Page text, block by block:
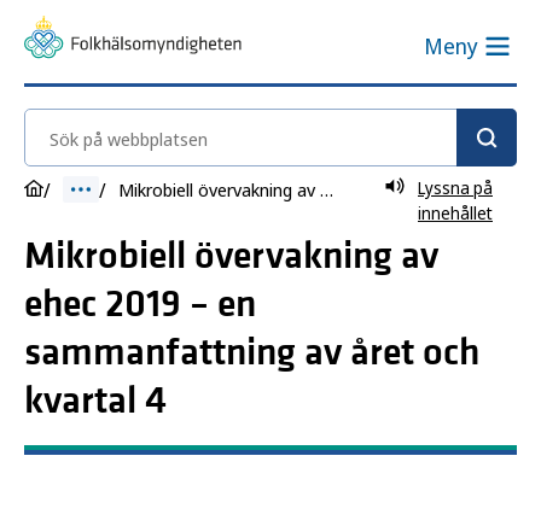
Meny
Sök på webbplatsen
Mikrobiell övervakning av ehec 2019 – en sammanfattning av året och kvartal 4
Lyssna på
innehållet
Mikrobiell övervakning av
ehec 2019 – en
sammanfattning av året och
kvartal 4